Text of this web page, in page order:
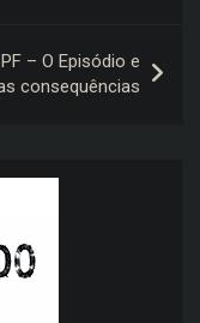
– O Episódio e
consequências